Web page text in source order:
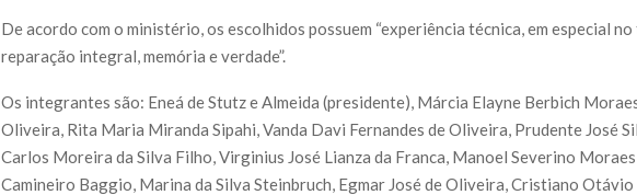
De acordo com o ministério, os escolhidos possuem “experiência técnica, em especial
reparação integral, memória e verdade”.
Os integrantes são: Eneá de Stutz e Almeida (presidente), Márcia Elayne Berbich
Oliveira, Rita Maria Miranda Sipahi, Vanda Davi Fernandes de Oliveira, Prudente José
Carlos Moreira da Silva Filho, Virginius José Lianza da Franca, Manoel Severino
Camineiro Baggio, Marina da Silva Steinbruch, Egmar José de Oliveira, Cristiano